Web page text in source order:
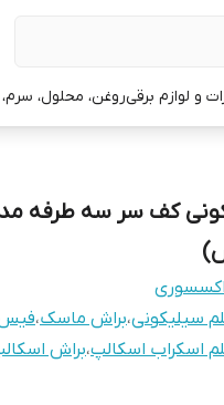
و لوازم برقیروغن، محلول،
کف سر سه طرفه
سیلیکونی،براش ماسک،
اسکراب اسکالپ،براش